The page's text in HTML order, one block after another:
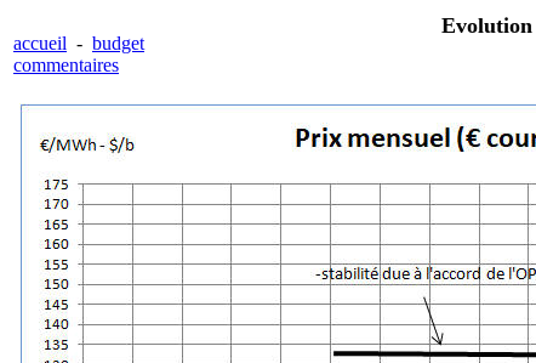
accueil - budget
commentaires
Evolution